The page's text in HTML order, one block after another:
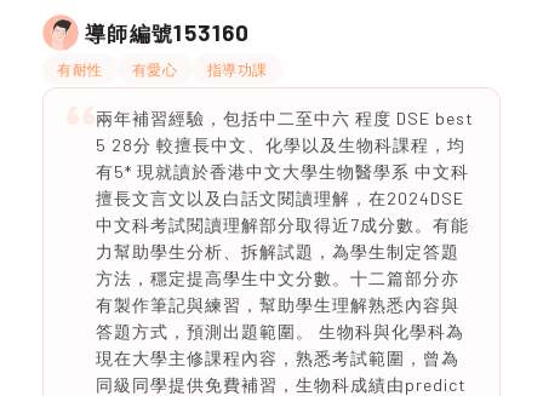
導師編號153160
有耐性 有愛心 指導功課
兩年補習經驗，包括中二至中六 程度 DSE best
5 28分 較擅長中文、化學以及生物科課程，均
有5* 現就讀於香港中文大學生物醫學系 中文科
擅長文言文以及白話文閱讀理解，在2024DSE
中文科考試閱讀理解部分取得近7成分數。有能
力幫助學生分析、拆解試題，為學生制定答題
方法，穩定提高學生中文分數。十二篇部分亦
有製作筆記與練習，幫助學生理解熟悉內容與
答題方式，預測出題範圍。 生物科與化學科為
現在大學主修課程內容，熟悉考試範圍，曾為
同級同學提供免費補習，生物科成績由predict